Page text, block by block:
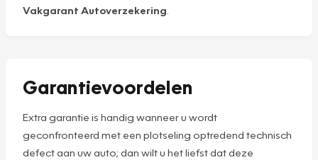
Vakgarant Autoverzekering
Garantievoordelen
Extra garantie is handig wanneer u wordt
geconfronteerd met een plotseling optredend technisch
defect aan uw auto; dan wilt u het liefst dat deze